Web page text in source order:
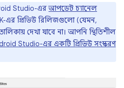
Studio-এরআপডেট চ্যানেল
এর প্রিভিউ রিলিজগুলো (যেমন,
দেখা যাবে না। আপনি স্থিতিশীল
Studio-এর একটি প্রিভিউ সংস্করণ